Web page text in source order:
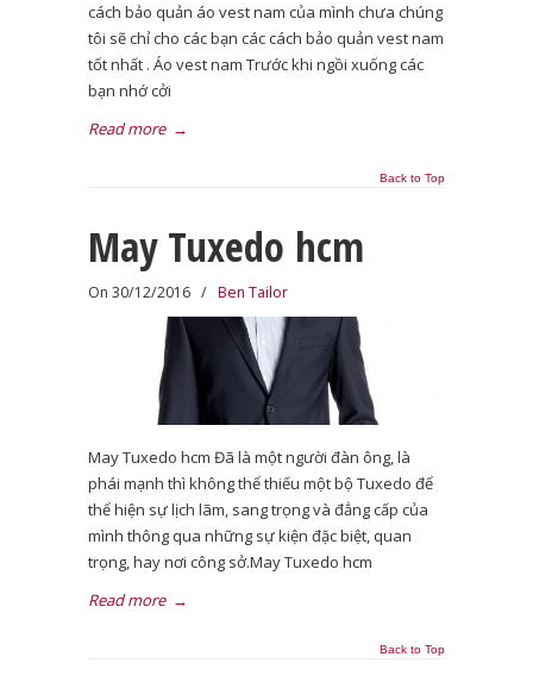
cách bảo quản áo vest nam của mình chưa chúng
tôi sẽ chỉ cho các bạn các cách bảo quản vest nam
tốt nhất . Áo vest nam Trước khi ngồi xuống các
bạn nhớ cởi
Read more →
Back to Top
May Tuxedo hcm
On 30/12/2016 / Ben Tailor
May Tuxedo hcm Đã là một người đàn ông, là
phái mạnh thì không thể thiếu một bộ Tuxedo để
thể hiện sự lịch lãm, sang trọng và đẳng cấp của
mình thông qua những sự kiện đặc biệt, quan
trọng, hay nơi công sở.May Tuxedo hcm
Read more →
Back to Top